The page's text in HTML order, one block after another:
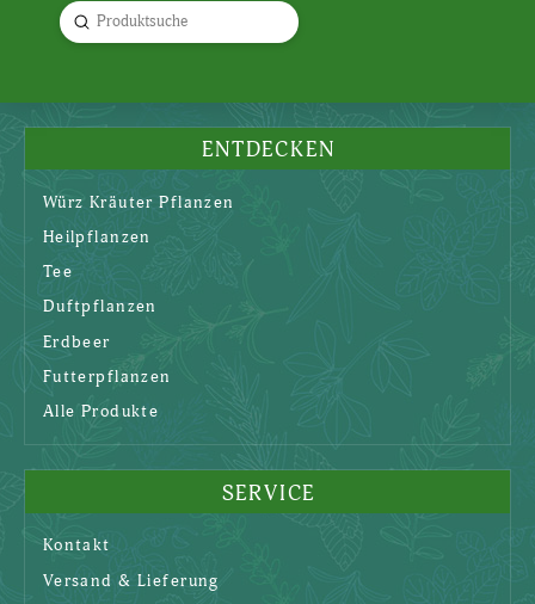
Search
Submit
ENTDECKEN
Würz Kräuter Pflanzen
Heilpflanzen
Tee
Duftpflanzen
Erdbeer
Futterpflanzen
Alle Produkte
SERVICE
Kontakt
Versand & Lieferung